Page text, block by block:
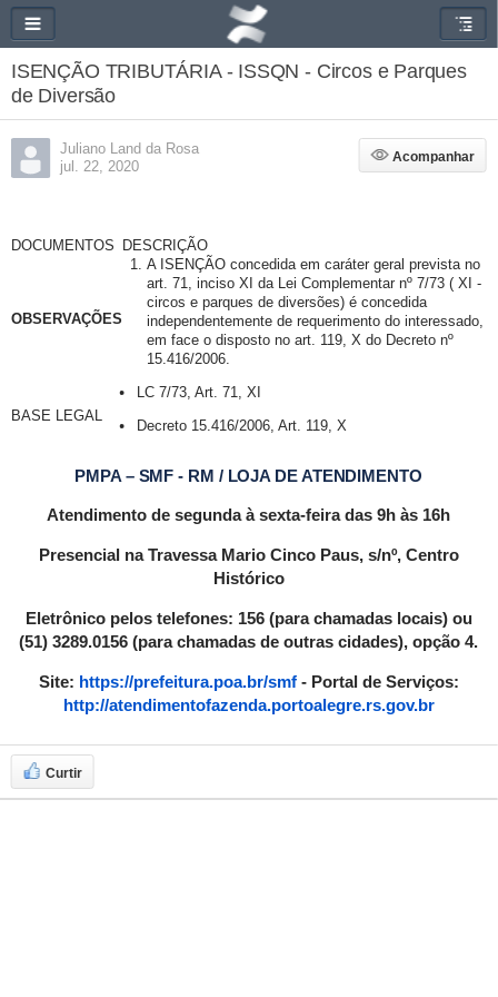
ISENÇÃO TRIBUTÁRIA - ISSQN - Circos e Parques
de Diversão
Juliano Land da Rosa
jul. 22, 2020
Acompanhar
Acompanhar
DOCUMENTOS DESCRIÇÃO
OBSERVAÇÕES
A ISENÇÃO concedida em caráter geral prevista no
art. 71, inciso XI da Lei Complementar nº 7/73 ( XI -
circos e parques de diversões) é concedida
independentemente de requerimento do interessado,
em face o disposto no art. 119, X do Decreto nº
15.416/2006.
BASE LEGAL
LC 7/73, Art. 71, XI
Decreto 15.416/2006, Art. 119, X
PMPA – SMF - RM / LOJA DE ATENDIMENTO
Atendimento de segunda à sexta-feira das 9h às 16h
Presencial na Travessa Mario Cinco Paus, s/nº, Centro
Histórico
Eletrônico pelos telefones: 156 (para chamadas locais) ou
(51) 3289.0156 (para chamadas de outras cidades), opção 4.
Site: https://prefeitura.poa.br/smf- Portal de Serviços:
http://atendimentofazenda.portoalegre.rs.gov.br
Curtir